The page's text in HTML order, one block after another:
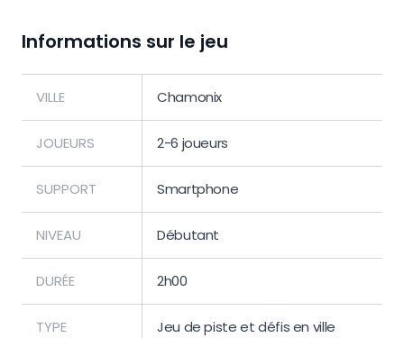
Informations sur le jeu
VILLE Chamonix
JOUEURS 2-6 joueurs
SUPPORT Smartphone
NIVEAU Débutant
DURÉE 2h00
TYPE Jeu de piste et défis en ville